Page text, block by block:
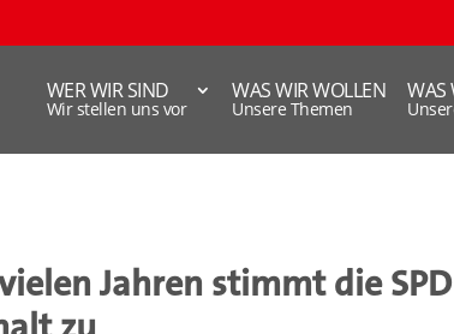
WER WIR SIND
Wir stellen uns vor
WAS WIR WOLLEN
Unsere Themen
WAS
Jahren stimmt die